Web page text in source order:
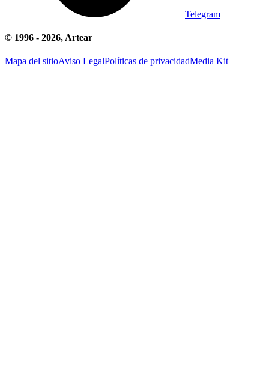
Telegram
© 1996 - 2026, Artear
Mapa del sitioAviso LegalPolíticas de privacidadMedia Kit